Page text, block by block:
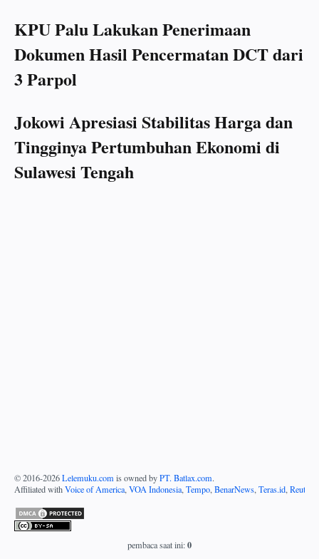
KPU Palu Lakukan Penerimaan
Dokumen Hasil Pencermatan DCT dari
3 Parpol
Jokowi Apresiasi Stabilitas Harga dan
Tingginya Pertumbuhan Ekonomi di
Sulawesi Tengah
© 2016-2026Lelemuku.com is owned byPT. Batlax.com.
Affiliated withVoice of America, VOA Indonesia, Tempo, BenarNews, Teras.id, Reuters
pembaca saat ini:0